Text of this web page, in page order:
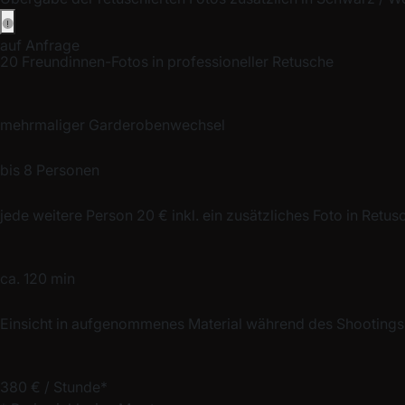
auf Anfrage
20 Freundinnen-Fotos in professioneller Retusche
mehrmaliger Garderobenwechsel
bis 8 Personen
jede weitere Person 20 € inkl. ein zusätzliches Foto in
ca. 120 min
Einsicht in aufgenommenes Material während des Shootings
380 € / Stunde*